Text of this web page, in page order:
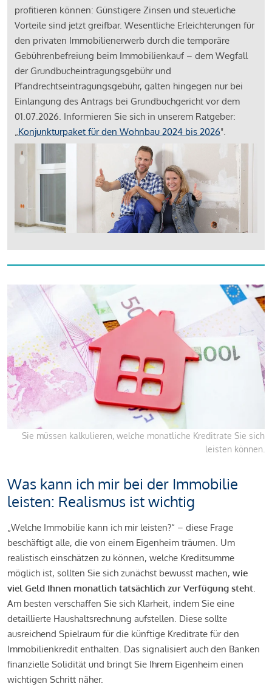
profitieren können: Günstigere Zinsen und steuerliche
Vorteile sind jetzt greifbar. Wesentliche Erleichterungen für
den privaten Immobilienerwerb durch die temporäre
Gebührenbefreiung beim Immobilienkauf – dem Wegfall
der Grundbucheintragungsgebühr und
Pfandrechtseintragungsgebühr, galten hingegen nur bei
Einlangung des Antrags bei Grundbuchgericht vor dem
01.07.2026. Informieren Sie sich in unserem Ratgeber:
„Konjunkturpaket für den Wohnbau 2024 bis 2026".
Sie müssen kalkulieren, welche monatliche Kreditrate Sie sich
leisten können.
Was kann ich mir bei der Immobilie
leisten: Realismus ist wichtig
„Welche Immobilie kann ich mir leisten?“ – diese Frage
beschäftigt alle, die von einem Eigenheim träumen. Um
realistisch einschätzen zu können, welche Kreditsumme
möglich ist, sollten Sie sich zunächst bewusst machen, wie
viel Geld Ihnen monatlich tatsächlich zur Verfügung steht.
Am besten verschaffen Sie sich Klarheit, indem Sie eine
detaillierte Haushaltsrechnung aufstellen. Diese sollte
ausreichend Spielraum für die künftige Kreditrate für den
Immobilienkredit enthalten. Das signalisiert auch den Banken
finanzielle Solidität und bringt Sie Ihrem Eigenheim einen
wichtigen Schritt näher.